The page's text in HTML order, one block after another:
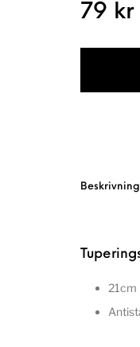
79 kr
Beskrivning
21cm